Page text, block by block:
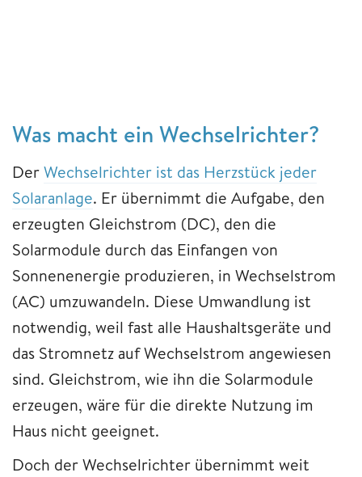
Was macht ein Wechselrichter?
DerWechselrichter ist das Herzstück jeder
Solaranlage. Er übernimmt die Aufgabe, den
erzeugten Gleichstrom (DC), den die
Solarmodule durch das Einfangen von
Sonnenenergie produzieren, in Wechselstrom
(AC) umzuwandeln. Diese Umwandlung ist
notwendig, weil fast alle Haushaltsgeräte und
das Stromnetz auf Wechselstrom angewiesen
sind. Gleichstrom, wie ihn die Solarmodule
erzeugen, wäre für die direkte Nutzung im
Haus nicht geeignet.
Doch der Wechselrichter übernimmt weit